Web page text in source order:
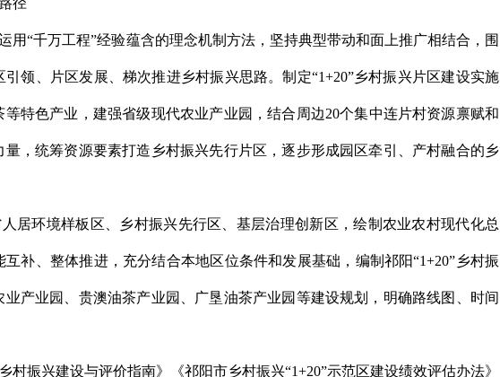
径
用“千万工程”经验蕴含的理念机制方法， 坚持典型带动和面上推广相结合 ， 围
引领、片区发展、梯次推进乡村振兴思路。制定“1+20”乡村振兴片区建设实施
等特色产业，建强省级现代农业产业园，结合周边20个集中连片村资源禀赋和
，统筹资源要素打造乡村振兴先行片区，逐步形成园区牵引、产村融合的乡
居环境样板区、乡村振兴先行区、基层治理创新区，绘制 农业农村现代化总
互补 整体推进，充分结合本地区位条件和发展基础，编制祁阳“1+20”乡村振
业产业园、贵澳油茶产业园、广垦油茶产业园等建设规划，明确路线图、时间
村振兴建设与评价指南》《祁阳市乡村振兴“1+20”示范区建设绩效评估办法》